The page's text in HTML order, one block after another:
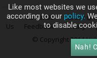
About Us Career @
Us
Feedback Privacy
© Copyright 2014
Like most websites we
according to our policy.
to disable
Nah!